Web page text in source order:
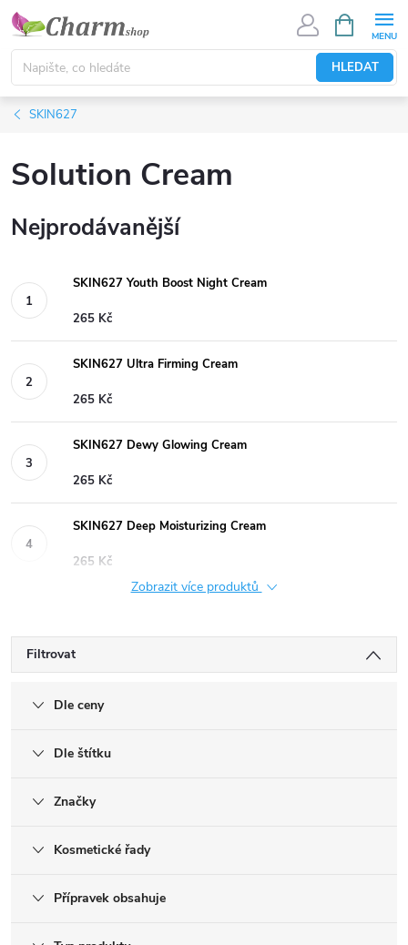
Přejít
obsah
HLEDAT
NÁKUPNÍ
KOŠÍK
SKIN627
Solution Cream
Nejprodávanější
SKIN627 Youth Boost Night Cream
265 Kč
SKIN627 Ultra Firming Cream
265 Kč
SKIN627 Dewy Glowing Cream
265 Kč
SKIN627 Deep Moisturizing Cream
265 Kč
Zobrazit více produktů
Filtrovat
Dle ceny
Dle štítku
Značky
Kosmetické řady
Přípravek obsahuje